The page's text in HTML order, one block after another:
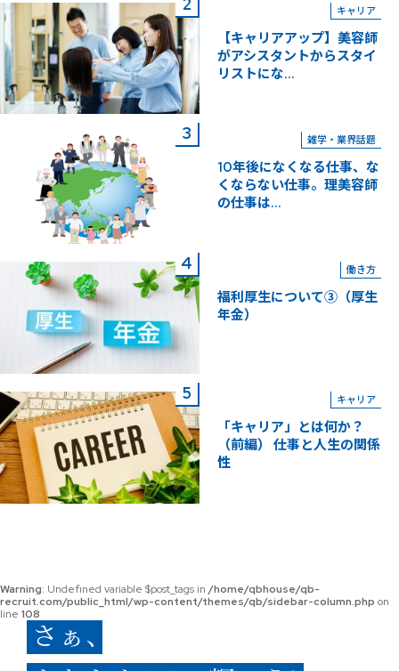
キャリア
【キャリアアップ】美容師
がアシスタントからスタイ
リストにな...
雑学・業界話題
10年後になくなる仕事、な
くならない仕事。理美容師
の仕事は...
働き方
福利厚生について③（厚生
年金）
キャリア
「キャリア」とは何か？
（前編） 仕事と人生の関係
性
Warning: Undefined variable $post_tags in /home/qbhouse/qb-
recruit.com/public_html/wp-content/themes/qb/sidebar-column.php on
line 108